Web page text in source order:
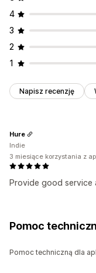
4
3
2
1
Napisz recenzję
Provide good service
Hure
Indie
3 miesiące korzystania z
Pomoc
Pomoc techniczną dla